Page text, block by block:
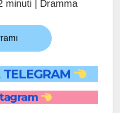
minuti | Dramma